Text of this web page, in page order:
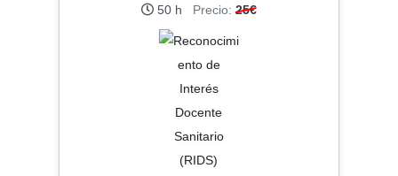
50 h Precio: 25€